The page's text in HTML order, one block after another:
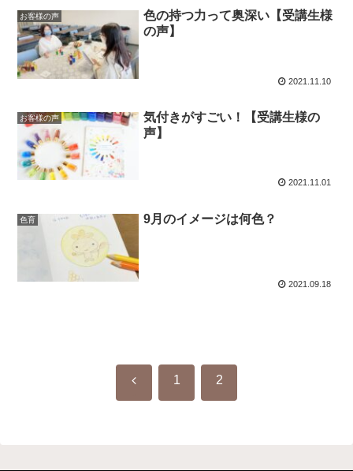
お客様の声
色の持つ力って奥深い【受講生様
の声】
2021.11.10
お客様の声
気付きがすごい！【受講生様の
声】
2021.11.01
色育 9月のイメージは何色？
2021.09.18
前 1 2